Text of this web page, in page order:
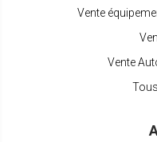
Vente
Vente